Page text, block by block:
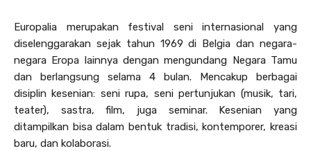
Europalia merupakan festival seni internasional yang
diselenggarakan sejak tahun 1969 di Belgia dan negara-
negara Eropa lainnya dengan mengundang Negara Tamu
dan berlangsung selama 4 bulan. Mencakup berbagai
disiplin kesenian: seni rupa, seni pertunjukan (musik, tari,
teater), sastra, film, juga seminar. Kesenian yang
ditampilkan bisa dalam bentuk tradisi, kontemporer, kreasi
baru, dan kolaborasi.